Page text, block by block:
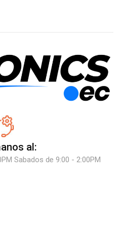
al:
Sabados de 9:00 - 2:00PM